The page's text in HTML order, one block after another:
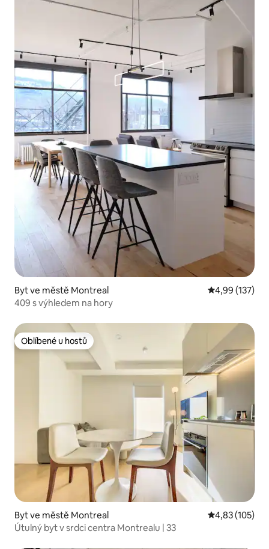
Byt ve městě Montreal Průměrné
4,99 (137)
409 s výhledem na hory
Oblíbené u hostů
Oblíbené u hostů
Byt ve městě Montreal Průměrné
4,83 (105)
Útulný byt v srdci centra Montrealu | 33